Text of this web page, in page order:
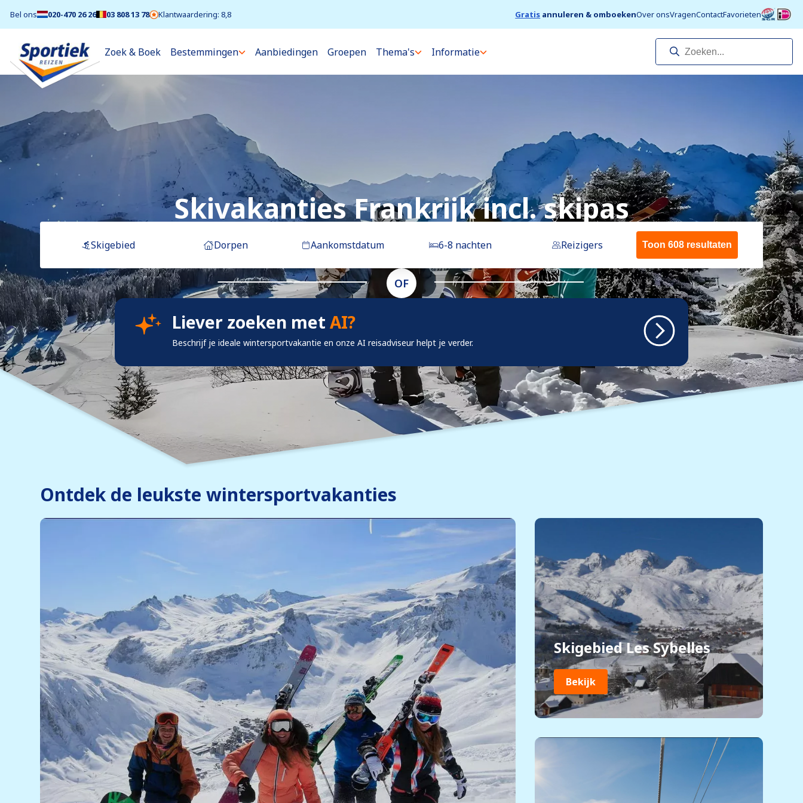
Bel ons 020-470 26 26 03 808 13 78 Klantwaardering: 8,8 Gratis annuleren & omboekenOver onsVragenContactFavorieten
Zoek & Boek Bestemmingen Aanbiedingen Groepen Thema's Informatie
Skivakanties Frankrijk incl. skipas
Skigebied Dorpen Aankomstdatum 6-8 nachten Reizigers Toon 608 resultaten
OF
Liever zoeken met AI?
Beschrijf je ideale wintersportvakantie en onze AI reisadviseur helpt je verder.
Ontdek de leukste wintersportvakanties
Skigebied Les Sybelles
Bekijk